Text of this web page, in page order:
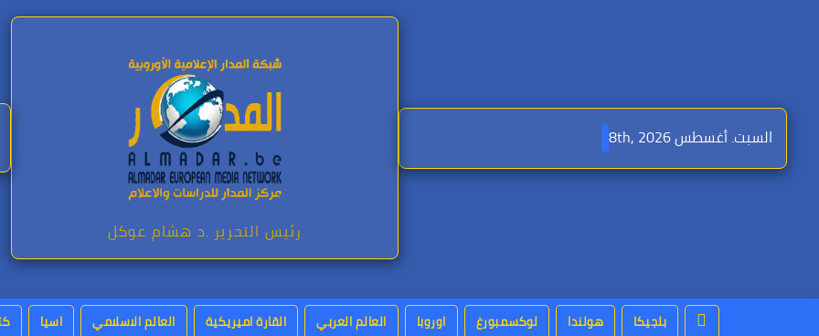
السبت. أغسطس 8th, 2026
رئيس التحرير .د هشام عوكل
بلجيكا هولندا لوكسمبورغ اوروبا العالم العربي القارة اميريكية العالم الاسلامي اسيا